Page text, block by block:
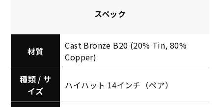
スペック
材質
Cast Bronze B20 (20% Tin, 80%
Copper)
種類 / サ
イズ
ハイハット 14インチ（ペア）